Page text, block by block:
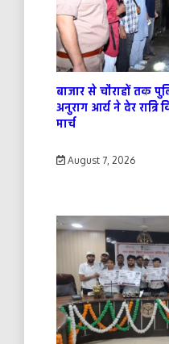
बाजार से चौराहों तक
अनुराग आर्य ने देर रात्रि
मार्च
August 7, 2026